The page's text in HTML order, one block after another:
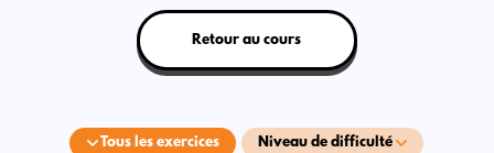
Tous les exercices Niveau de difficulté
Retour au cours